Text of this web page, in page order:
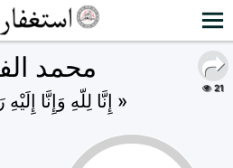
محمد
« إِنَّا لِلّهِ وَإِنَّا إِلَيْهِ رَاجِعونَ »
21